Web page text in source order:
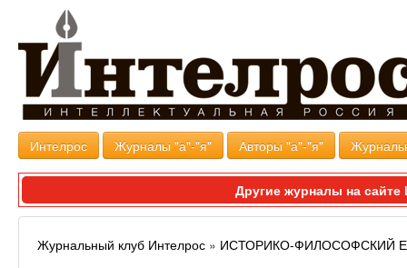
Интелрос Журналы "а"-"я" Авторы "а"-"я"
Другие журналы на
Журнальный клуб Интелрос » ИСТОРИКО-ФИЛОСОФСКИЙ